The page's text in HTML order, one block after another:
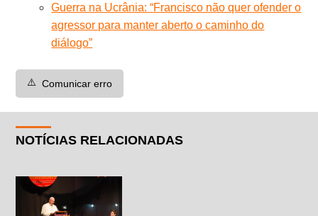
Guerra na Ucrânia: “Francisco não quer ofender o
agressor para manter aberto o caminho do
diálogo”
⚠️ Comunicar erro
NOTÍCIAS RELACIONADAS